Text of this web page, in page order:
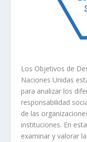
Los Objetivos de
Naciones Unidas
para analizar los
responsabilidad
de las
instituciones. En
examinar y valorar